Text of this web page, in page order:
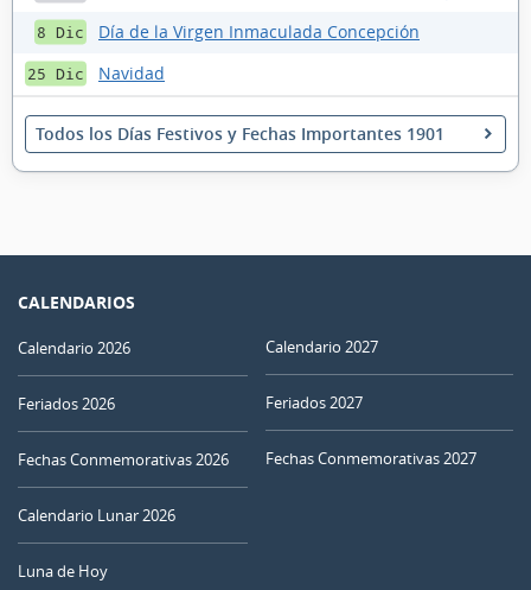
8 Dic Día de la Virgen Inmaculada Concepción
25 Dic Navidad
Todos los Días Festivos y Fechas Importantes 1901
CALENDARIOS
Calendario 2026
Feriados 2026
Fechas Conmemorativas 2026
Calendario Lunar 2026
Luna de Hoy
Calendario 2027
Feriados 2027
Fechas Conmemorativas 2027